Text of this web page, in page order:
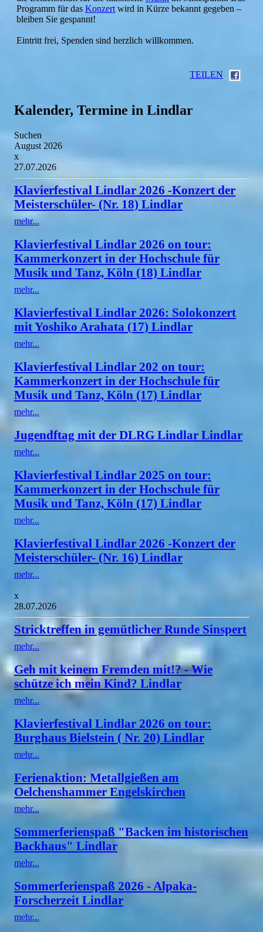
Programm für das Konzert wird in Kürze bekannt gegeben –
bleiben Sie gespannt!
Eintritt frei, Spenden sind herzlich willkommen.
TEILEN
Kalender, Termine in Lindlar
Suchen
August 2026
x
27.07.2026
Klavierfestival Lindlar 2026 -Konzert der
Meisterschüler- (Nr. 18) Lindlar
mehr...
Klavierfestival Lindlar 2026 on tour:
Kammerkonzert in der Hochschule für
Musik und Tanz, Köln (18) Lindlar
mehr...
Klavierfestival Lindlar 2026: Solokonzert
mit Yoshiko Arahata (17) Lindlar
mehr...
Klavierfestival Lindlar 202 on tour:
Kammerkonzert in der Hochschule für
Musik und Tanz, Köln (17) Lindlar
mehr...
Jugendftag mit der DLRG Lindlar Lindlar
mehr...
Klavierfestival Lindlar 2025 on tour:
Kammerkonzert in der Hochschule für
Musik und Tanz, Köln (17) Lindlar
mehr...
Klavierfestival Lindlar 2026 -Konzert der
Meisterschüler- (Nr. 16) Lindlar
mehr...
x
28.07.2026
Stricktreffen in gemütlicher Runde Sinspert
mehr...
Geh mit keinem Fremden mit!? - Wie
schütze ich mein Kind? Lindlar
mehr...
Klavierfestival Lindlar 2026 on tour:
Burghaus Bielstein ( Nr. 20) Lindlar
mehr...
Ferienaktion: Metallgießen am
Oelchenshammer Engelskirchen
mehr...
Sommerferienspaß "Backen im historischen
Backhaus" Lindlar
mehr...
Sommerferienspaß 2026 - Alpaka-
Forscherzeit Lindlar
mehr...